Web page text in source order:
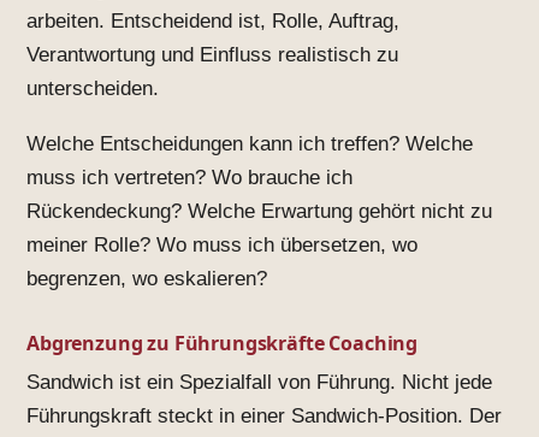
arbeiten. Entscheidend ist, Rolle, Auftrag,
Verantwortung und Einfluss realistisch zu
unterscheiden.
Welche Entscheidungen kann ich treffen? Welche
muss ich vertreten? Wo brauche ich
Rückendeckung? Welche Erwartung gehört nicht zu
meiner Rolle? Wo muss ich übersetzen, wo
begrenzen, wo eskalieren?
Abgrenzung zu Führungskräfte Coaching
Sandwich ist ein Spezialfall von Führung. Nicht jede
Führungskraft steckt in einer Sandwich-Position. Der